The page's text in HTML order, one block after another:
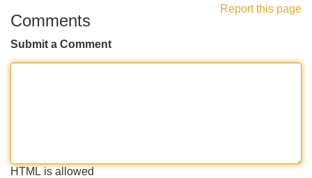
Report this page
Comments
Submit a Comment
HTML is allowed